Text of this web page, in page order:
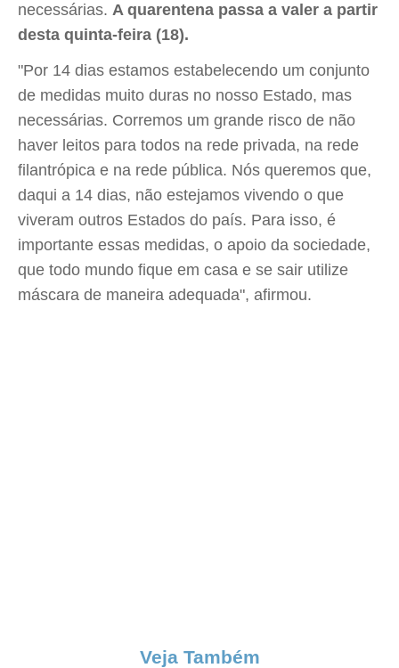
necessárias. A quarentena passa a valer a partir
desta quinta-feira (18).
"Por 14 dias estamos estabelecendo um conjunto
de medidas muito duras no nosso Estado, mas
necessárias. Corremos um grande risco de não
haver leitos para todos na rede privada, na rede
filantrópica e na rede pública. Nós queremos que,
daqui a 14 dias, não estejamos vivendo o que
viveram outros Estados do país. Para isso, é
importante essas medidas, o apoio da sociedade,
que todo mundo fique em casa e se sair utilize
máscara de maneira adequada", afirmou.
Veja Também